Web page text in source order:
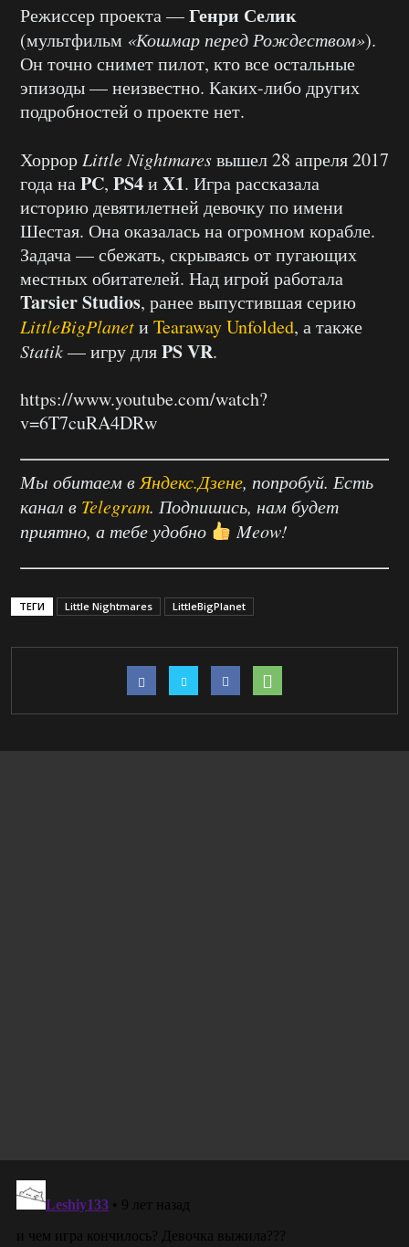
Режиссер проекта —Генри Селик
(мультфильм «Кошмар перед Рождеством»).
Он точно снимет пилот, кто все остальные
эпизоды — неизвестно. Каких-либо других
подробностей о проекте нет.
Хоррор Little Nightmaresвышел 28 апреля 2017
года наPC, PS4и X1. Игра рассказала
историю девятилетней девочку по имени
Шестая. Она оказалась на огромном корабле.
Задача — сбежать, скрываясь от пугающих
местных обитателей. Над игрой работала
Tarsier Studios, ранее выпустившая серию
LittleBigPlanetи Tearaway Unfolded, а также
Statik— игру дляPS VR.
https://www.youtube.com/watch?
v=6T7cuRA4DRw
Мы обитаем в Яндекс.Дзене, попробуй. Есть
канал в Telegram. Подпишись, нам будет
приятно, а тебе удобно
Meow!
ТЕГИ Little Nightmares LittleBigPlanet